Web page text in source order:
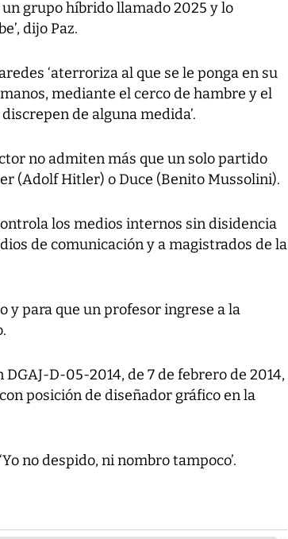
grupo híbrido llamado 2025 y lo
dijo Paz.
‘aterroriza al que se le ponga en su
mediante el cerco de hambre y el
de alguna medida’.
no admiten más que un solo partido
(Adolf Hitler) o Duce (Benito Mussolini).
los medios internos sin disidencia
de comunicación y a magistrados de la
y para que un profesor ingrese a la
D-05-2014, de 7 de febrero de 2014,
posición de diseñador gráfico en la
no despido, ni nombro tampoco’.